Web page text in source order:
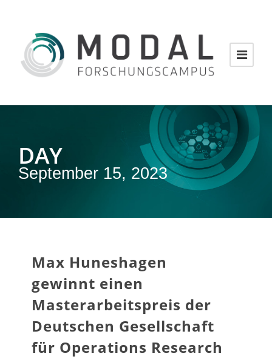
DAY
September 15, 2023
Max Huneshagen
gewinnt einen
Masterarbeitspreis der
Deutschen Gesellschaft
für Operations Research